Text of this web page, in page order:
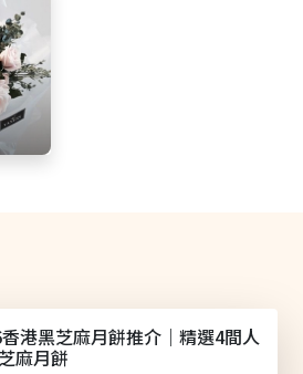
港黑芝麻月餅推介｜精選4間人
麻月餅